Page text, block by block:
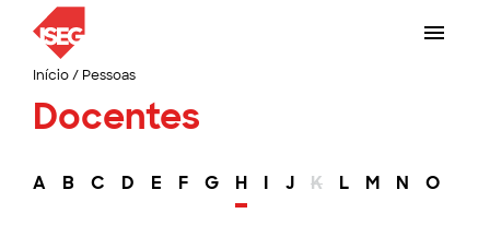
Início/ Pessoas
Docentes
A B C D E F G H I J K L M N O